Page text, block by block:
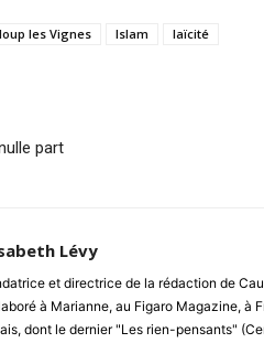
les Vignes Islam laïcité
part
Lévy
et directrice de la rédaction de
à Marianne, au Figaro Magazine, à
dont le dernier "Les rien-pensants"